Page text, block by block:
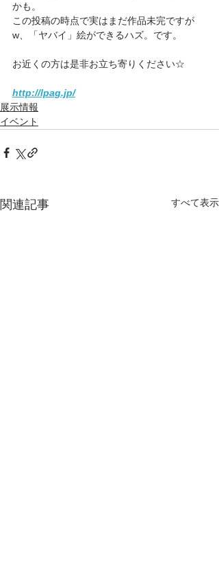
かも。
この投稿の時点で実はまだ作品未完ですが
w、「ヤバイ」絵ができるハズ。です。
お近くの方は是非お立ち寄りください☆
http://lpag.jp/
展示情報
イベント
関連記事 すべて表示